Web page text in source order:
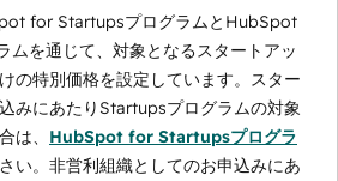
for StartupsプログラムとHubSpot
を通じて、対象となるスタートアッ
の特別価格を設定しています。スター
みにあたりStartupsプログラムの対象
は、 HubSpot for Startupsプログラ
い。非営利組織としてのお申込みにあ